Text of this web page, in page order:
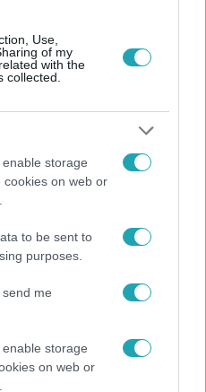
Use,
of my
with the
collected.
storage
cookies on web or
to be sent to
purposes.
me
storage
on web or
épületét –